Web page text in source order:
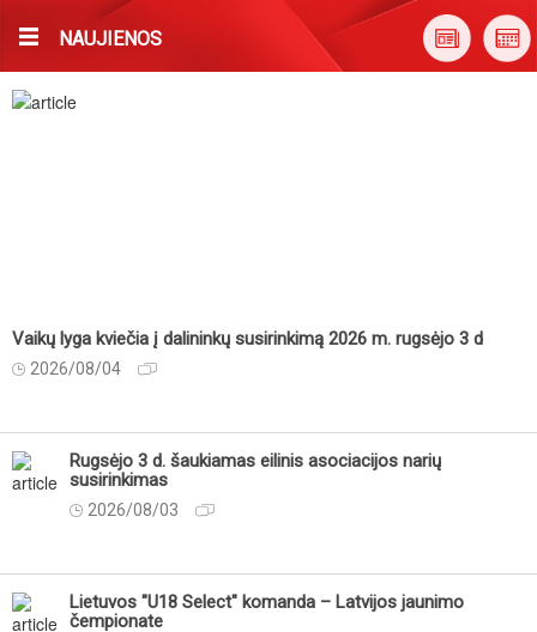
NAUJIENOS
Vaikų lyga kviečia į dalininkų susirinkimą 2026 m. rugsėjo 3 d
2026/08/04
Rugsėjo 3 d. šaukiamas eilinis asociacijos narių
susirinkimas
2026/08/03
Lietuvos "U18 Select" komanda – Latvijos jaunimo
čempionate